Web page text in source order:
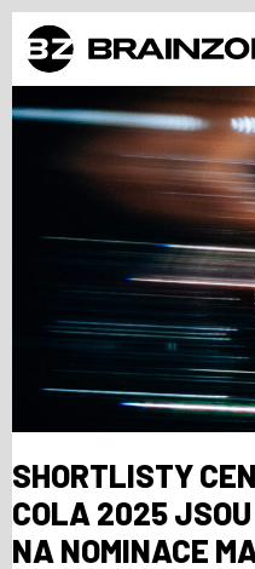
SHORTLISTY
COLA 2025
NA NOMINACE